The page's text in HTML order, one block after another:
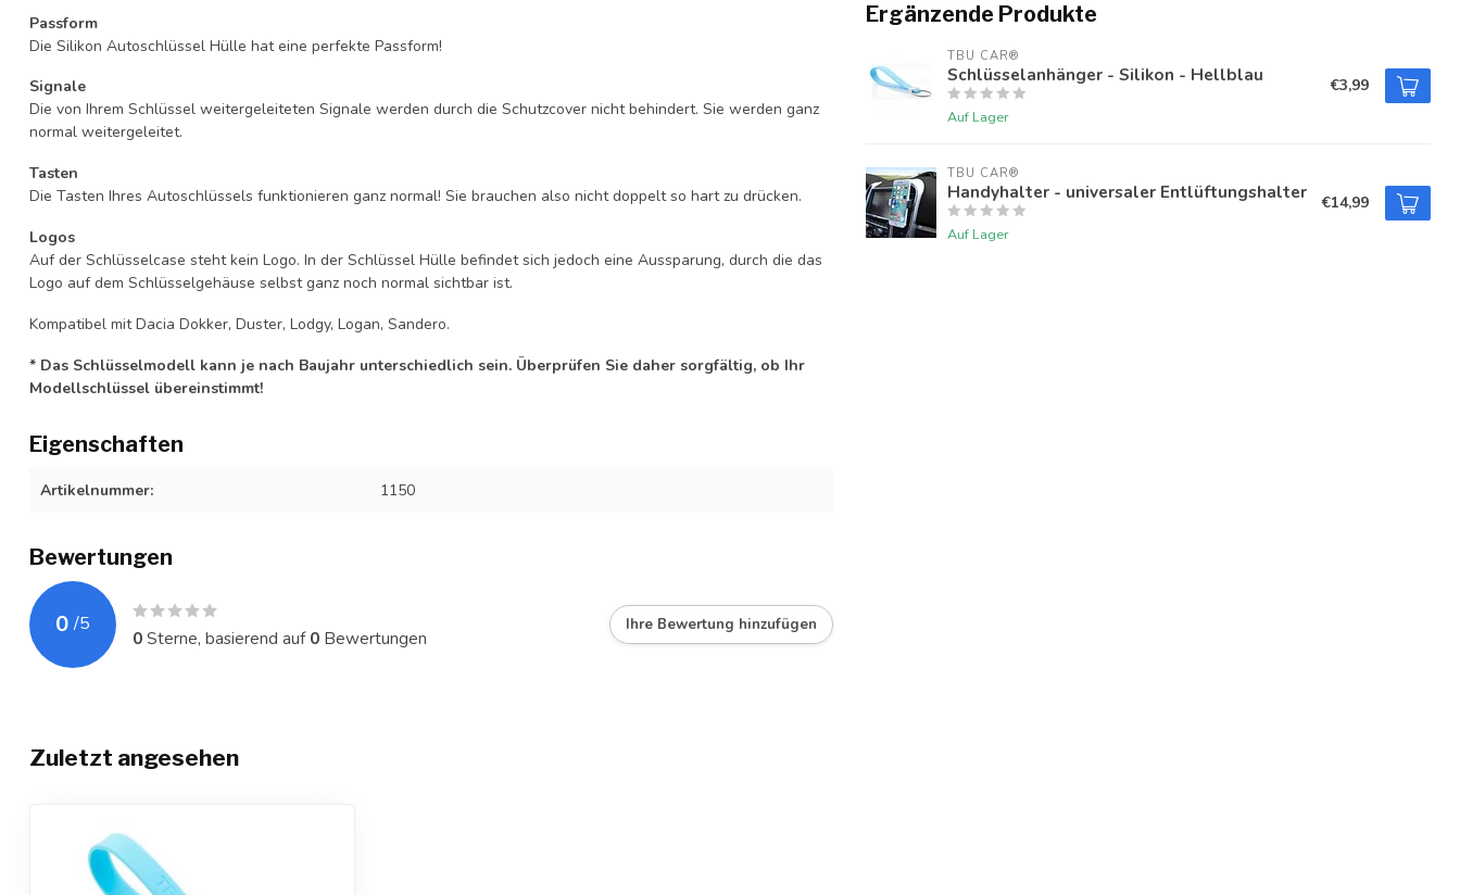
Passform
Die Silikon Autoschlüssel Hülle hat eine perfekte Passform!
Signale
Die von Ihrem Schlüssel weitergeleiteten Signale werden durch die Schutzcover nicht behindert. Sie werden ganz
normal weitergeleitet.
Tasten
Die Tasten Ihres Autoschlüssels funktionieren ganz normal! Sie brauchen also nicht doppelt so hart zu drücken.
Logos
Auf der Schlüsselcase steht kein Logo. In der Schlüssel Hülle befindet sich jedoch eine Aussparung, durch die das
Logo auf dem Schlüsselgehäuse selbst ganz noch normal sichtbar ist.
Kompatibel mit Dacia Dokker, Duster, Lodgy, Logan, Sandero.
* Das Schlüsselmodell kann je nach Baujahr unterschiedlich sein. Überprüfen Sie daher sorgfältig, ob Ihr
Modellschlüssel übereinstimmt!
Eigenschaften
Artikelnummer: 1150
Bewertungen
0 /5
0Sterne, basierend auf0 Bewertungen
Ihre Bewertung hinzufügen
Ergänzende Produkte
TBU CAR®
Schlüsselanhänger - Silikon - Hellblau
Auf Lager
€3,99
TBU CAR®
Handyhalter - universaler Entlüftungshalter
Auf Lager
€14,99
Zuletzt angesehen